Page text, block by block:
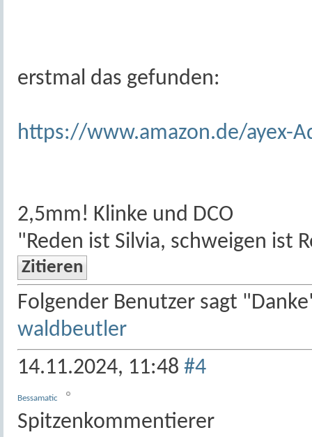
erstmal das gefunden:
https://www.amazon.de/ayex-
2,5mm! Klinke und DCO
"Reden ist Silvia, schweigen ist
Zitieren
Folgender Benutzer sagt
waldbeutler
14.11.2024, 11:48 #4
Bessamatic
Spitzenkommentierer